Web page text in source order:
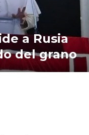
a Rusia
del grano